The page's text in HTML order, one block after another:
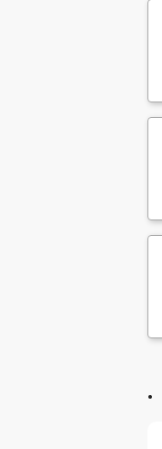
.